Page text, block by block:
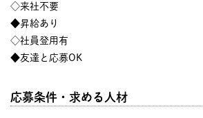
◇来社不要
◆昇給あり
◇社員登用有
◆友達と応募OK
応募条件・求める人材